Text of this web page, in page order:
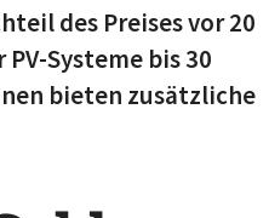
des Preises vor 20
Systeme bis 30
bieten zusätzliche